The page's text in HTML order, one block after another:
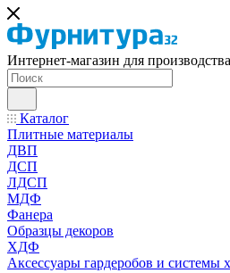
Интернет-магазин для
Каталог
Плитные материалы
ДВП
ДСП
ЛДСП
МДФ
Фанера
Образцы декоров
ХДФ
Аксессуары гардеробов и системы